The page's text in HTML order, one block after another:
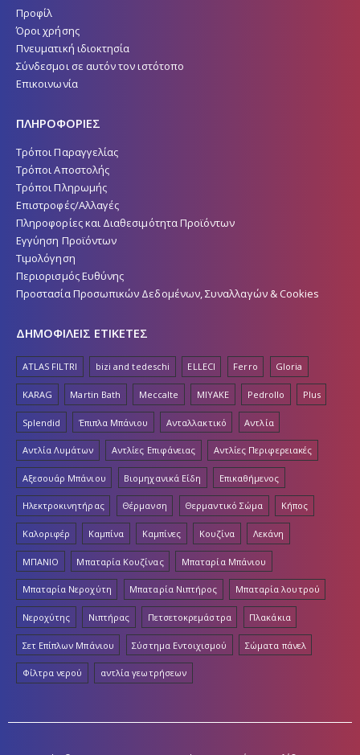
Προφίλ
Όροι χρήσης
Πνευματική ιδιοκτησία
Σύνδεσμοι σε αυτόν τον ιστότοπο
Επικοινωνία
ΠΛΗΡΟΦΟΡΙΕΣ
Τρόποι Παραγγελίας
Τρόποι Αποστολής
Τρόποι Πληρωμής
Επιστροφές/Αλλαγές
Πληροφορίες και Διαθεσιμότητα Προϊόντων
Εγγύηση Προϊόντων
Τιμολόγηση
Περιορισμός Ευθύνης
Προστασία Προσωπικών Δεδομένων, Συναλλαγών & Cookies
ΔΗΜΟΦΙΛΕΙΣ ΕΤΙΚΕΤΕΣ
ATLAS FILTRI bizi and tedeschi ELLECI Ferro Gloria
KARAG Martin Bath Meccalte MIYAKE Pedrollo Plus
Splendid Έπιπλα Μπάνιου Ανταλλακτικό Αντλία
Αντλία Λυμάτων Αντλίες Επιφάνειας Αντλίες Περιφερειακές
Αξεσουάρ Μπάνιου Βιομηχανικά Είδη Επικαθήμενος
Ηλεκτροκινητήρας Θέρμανση Θερμαντικό Σώμα Κήπος
Καλοριφέρ Καμπίνα Καμπίνες Κουζίνα Λεκάνη
ΜΠΑΝΙΟ Μπαταρία Κουζίνας Μπαταρία Μπάνιου
Μπαταρία Νεροχύτη Μπαταρία Νιπτήρος Μπαταρία λουτρού
Νεροχύτης Νιπτήρας Πετσετοκρεμάστρα Πλακάκια
Σετ Επίπλων Μπάνιου Σύστημα Εντοιχισμού Σώματα πάνελ
Φίλτρα νερού αντλία γεωτρήσεων